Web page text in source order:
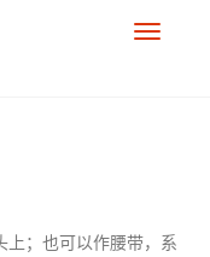
上；也可以作腰带，系